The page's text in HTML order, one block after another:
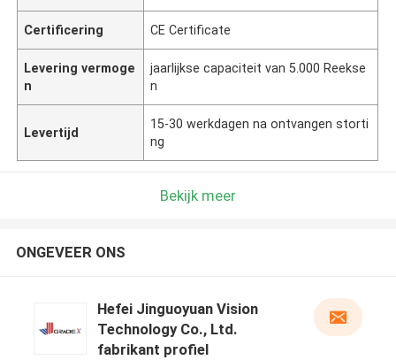
Certificering CE Certificate
Levering vermoge
n
jaarlijkse capaciteit van 5.000 Reekse
n
Levertijd
15-30 werkdagen na ontvangen storti
ng
Bekijk meer
ONGEVEER ONS
Hefei Jinguoyuan Vision
Technology Co., Ltd.
fabrikant profiel